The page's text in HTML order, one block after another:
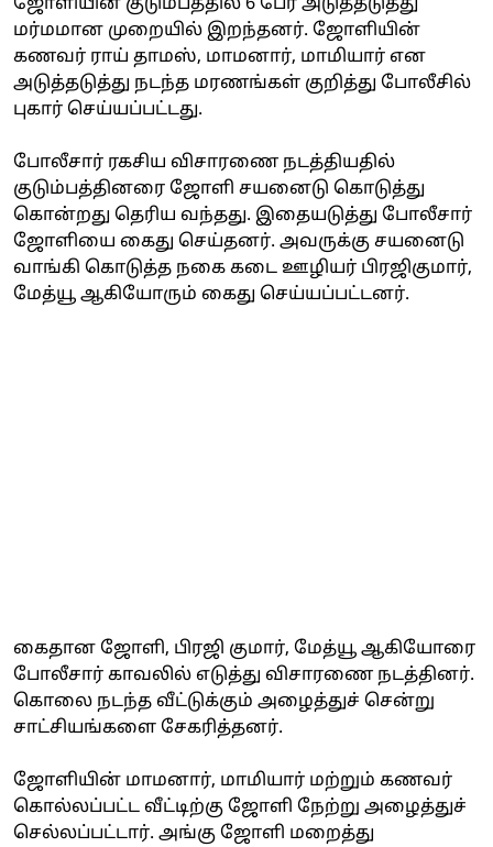
மர்மமான முறையில் இறந்தனர். ஜோளியின்
கணவர் ராய் தாமஸ், மாமனார், மாமியார் என
அடுத்தடுத்து நடந்த மரணங்கள் குறித்து போலீசில்
புகார் செய்யப்பட்டது.
போலீசார் ரகசிய விசாரணை நடத்தியதில்
குடும்பத்தினரை ஜோளி சயனைடு கொடுத்து
கொன்றது தெரிய வந்தது. இதையடுத்து போலீசார்
ஜோளியை கைது செய்தனர். அவருக்கு சயனைடு
வாங்கி கொடுத்த நகை கடை ஊழியர் பிரஜிகுமார்,
மேத்யூ ஆகியோரும் கைது செய்யப்பட்டனர்.
கைதான ஜோளி, பிரஜி குமார், மேத்யூ ஆகியோரை
போலீசார் காவலில் எடுத்து விசாரணை நடத்தினர்.
கொலை நடந்த வீட்டுக்கும் அழைத்துச் சென்று
சாட்சியங்களை சேகரித்தனர்.
ஜோளியின் மாமனார், மாமியார் மற்றும் கணவர்
கொல்லப்பட்ட வீட்டிற்கு ஜோளி நேற்று அழைத்துச்
செல்லப்பட்டார். அங்கு ஜோளி மறைத்து